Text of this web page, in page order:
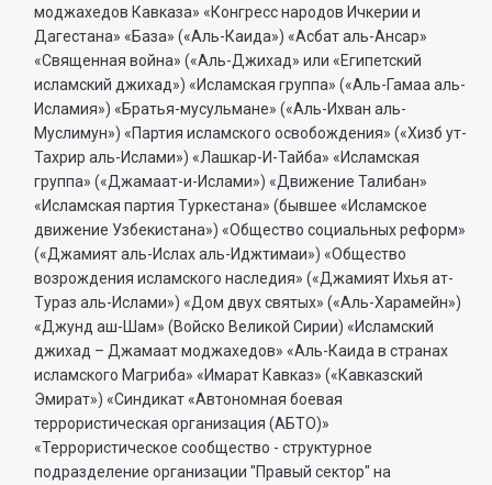
моджахедов Кавказа» «Конгресс народов Ичкерии и
Дагестана» «База» («Аль-Каида») «Асбат аль-Ансар»
«Священная война» («Аль-Джихад» или «Египетский
исламский джихад») «Исламская группа» («Аль-Гамаа аль-
Исламия») «Братья-мусульмане» («Аль-Ихван аль-
Муслимун») «Партия исламского освобождения» («Хизб ут-
Тахрир аль-Ислами») «Лашкар-И-Тайба» «Исламская
группа» («Джамаат-и-Ислами») «Движение Талибан»
«Исламская партия Туркестана» (бывшее «Исламское
движение Узбекистана») «Общество социальных реформ»
(«Джамият аль-Ислах аль-Иджтимаи») «Общество
возрождения исламского наследия» («Джамият Ихья ат-
Тураз аль-Ислами») «Дом двух святых» («Аль-Харамейн»)
«Джунд аш-Шам» (Войско Великой Сирии) «Исламский
джихад – Джамаат моджахедов» «Аль-Каида в странах
исламского Магриба» «Имарат Кавказ» («Кавказский
Эмират») «Синдикат «Автономная боевая
террористическая организация (АБТО)»
«Террористическое сообщество - структурное
подразделение организации "Правый сектор" на